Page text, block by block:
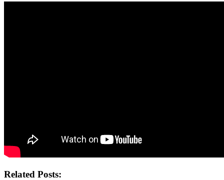
Related Posts: